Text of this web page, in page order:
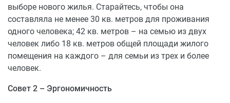
выборе нового жилья. Старайтесь, чтобы она
составляла не менее 30 кв. метров для проживания
одного человека; 42 кв. метров – на семью из двух
человек либо 18 кв. метров общей площади жилого
помещения на каждого – для семьи из трех и более
человек.
Совет 2 – Эргономичность